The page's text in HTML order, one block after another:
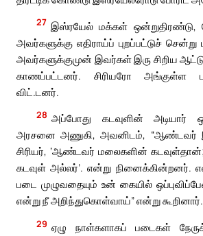
27 இஸ்ரயேல் மக்கள்
அவர்களுக்கு எதிராய்ப் புறப்பட்டுச்
அவர்களுக்குமுன் இவர்கள் இரு சிறிய
காணப்பட்டனர். சிரியரோ அங்குள்ள
விட்.டனர்.
28 அப்போது கடவுளின் அடியார்
அரசனை அணுகி, அவனிடம், “ஆண்டவர்
சிரியர், ‘ஆண்டவர் மலைகளின்
கடவுள் அல்லர்’. என்று நினைக்கின்றனர்.
படை முழுவதையும் உன் கையில்
என்று நீ அறிந்துகொள்வாய்” என்று கூறினார்.
29 ஏழு நாள்களாகப் படைகள்